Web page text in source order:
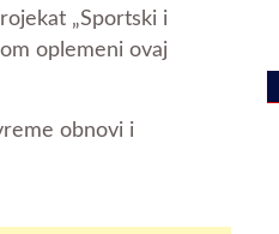
„Sportski i
oplemeni ovaj
obnovi i